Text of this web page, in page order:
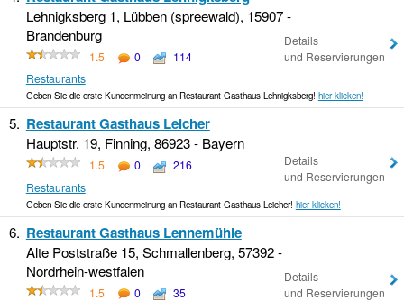
Lehnigksberg 1, Lübben (spreewald), 15907 -
Brandenburg
1.5 0
114
Restaurants
Details
und Reservierungen
Geben Sie die erste Kundenmeinung an Restaurant Gasthaus Lehnigksberg! hier klicken!
5. Restaurant Gasthaus Leicher
Hauptstr. 19, Finning, 86923 - Bayern
1.5 0
216
Restaurants
Details
und Reservierungen
Geben Sie die erste Kundenmeinung an Restaurant Gasthaus Leicher! hier klicken!
6. Restaurant Gasthaus Lennemühle
Alte Poststraße 15, Schmallenberg, 57392 -
Nordrhein-westfalen
1.5 0
35
Details
und Reservierungen